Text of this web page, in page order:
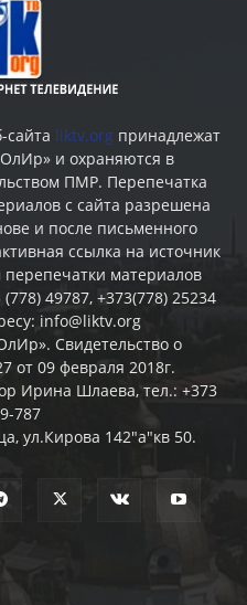
сайта liktv.org принадлежат
и охраняются в
ПМР. Перепечатка
c сайта разрешена
и после письменного
ссылка на источник
материалов
49787, +373(778) 25234
info@liktv.org
Свидетельство о
от 09 февраля 2018г.
Ирина Шлаева, тел.: +373
787
ул.Кирова 142"а"кв 50.